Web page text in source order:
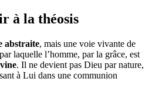
à la théosis
abstraite, mais une voie vivante de
laquelle l’homme, par la grâce, est
. Il ne devient pas Dieu par nature,
à Lui dans une communion